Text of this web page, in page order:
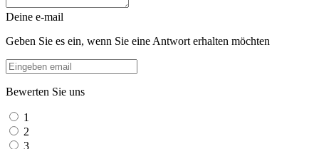
Deine e-mail
Geben Sie es ein, wenn Sie eine Antwort erhalten möchten
Bewerten Sie uns
1
2
3